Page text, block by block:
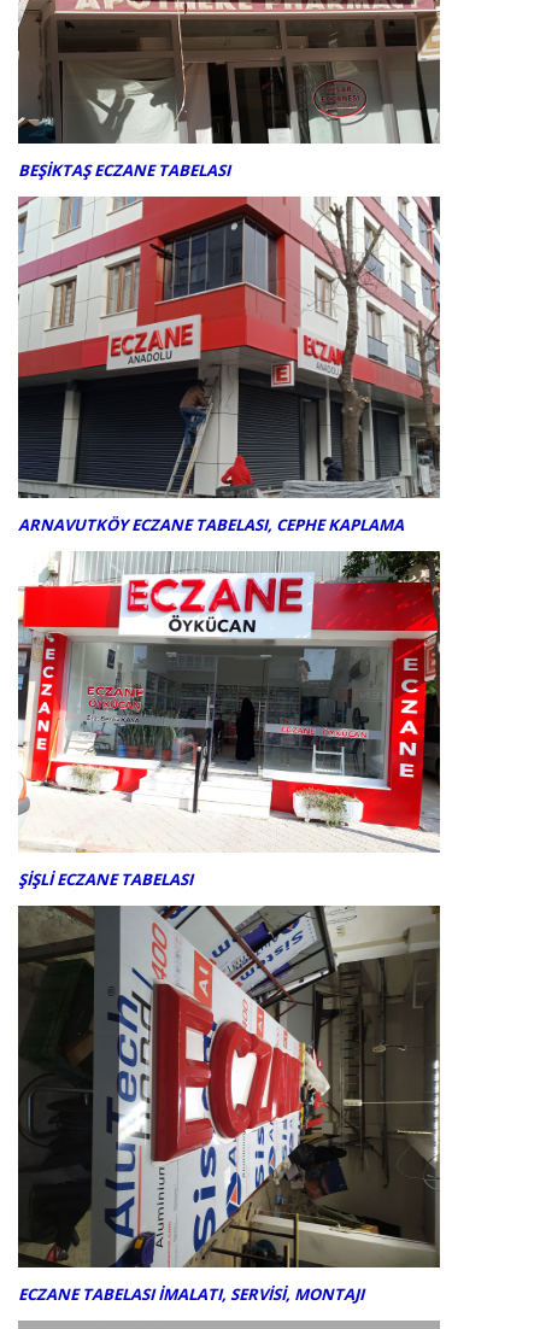
BEŞİKTAŞ ECZANE TABELASI
ARNAVUTKÖY ECZANE TABELASI, CEPHE KAPLAMA
ŞİŞLİ ECZANE TABELASI
ECZANE TABELASI İMALATI, SERVİSİ, MONTAJI